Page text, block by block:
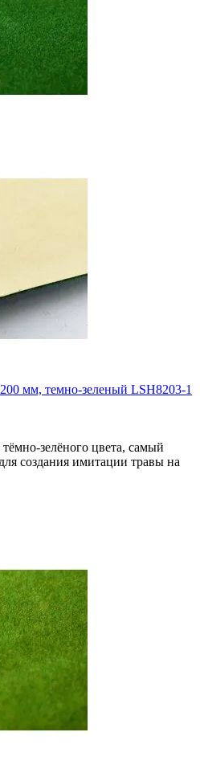
мм, темно-зеленый LSH8203-1
зелёного цвета, самый
создания имитации травы на